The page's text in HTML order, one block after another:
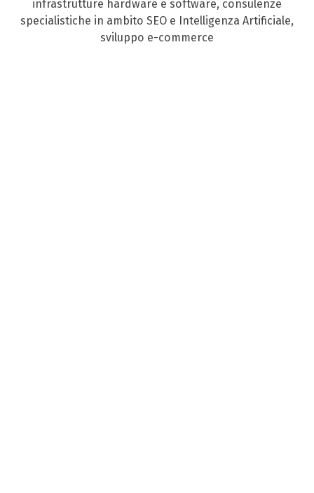
infrastrutture hardware e software, consulenze
specialistiche in ambito SEO e Intelligenza Artificiale,
sviluppo e-commerce